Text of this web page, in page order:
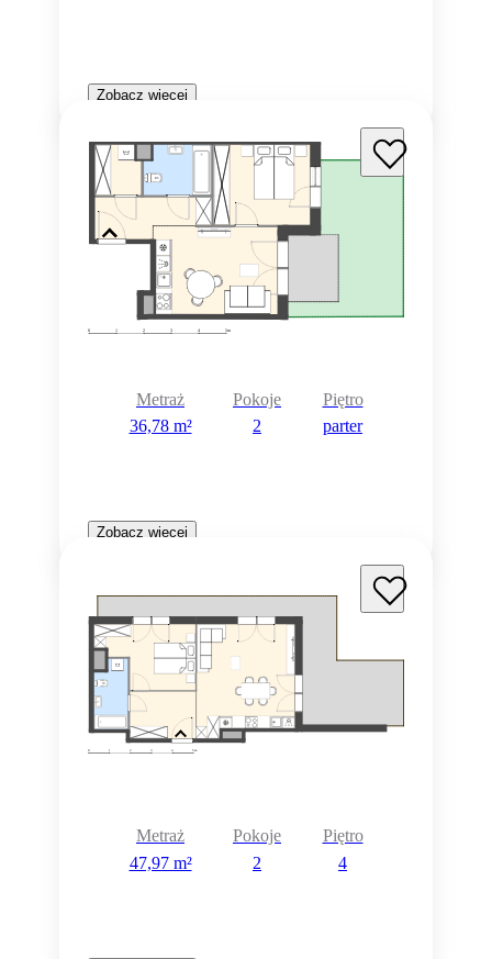
Zobacz więcej
Metraż
36,78 m²
Pokoje
2
Piętro
parter
Zobacz więcej
Metraż
47,97 m²
Pokoje
2
Piętro
4